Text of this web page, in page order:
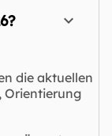
die aktuellen
Orientierung